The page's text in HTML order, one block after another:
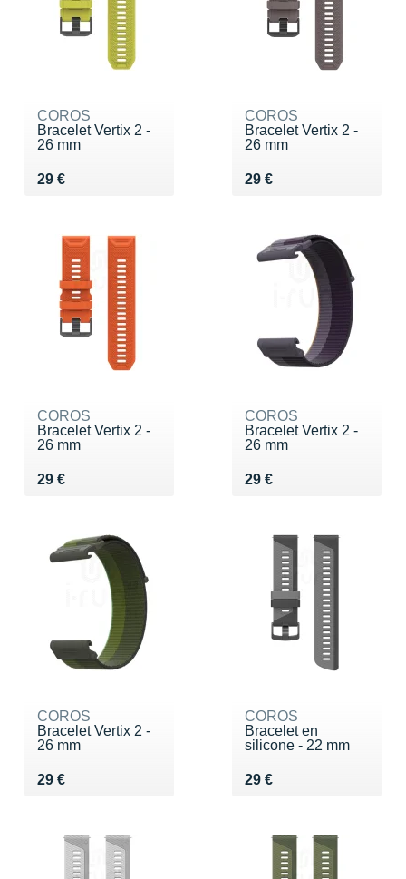
COROS
Bracelet Vertix 2 -
26 mm
29 €
Vendu 29 €
COROS
Bracelet Vertix 2 -
26 mm
29 €
Vendu 29 €
COROS
Bracelet Vertix 2 -
26 mm
29 €
Vendu 29 €
COROS
Bracelet Vertix 2 -
26 mm
29 €
Vendu 29 €
COROS
Bracelet Vertix 2 -
26 mm
29 €
Vendu 29 €
COROS
Bracelet en
silicone - 22 mm
29 €
Vendu 29 €